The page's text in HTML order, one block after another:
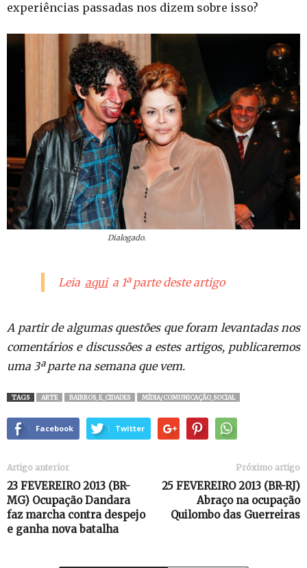
experiências passadas nos dizem sobre isso?
Dialogado.
Leia aqui a 1ª parte deste artigo
A partir de algumas questões que foram levantadas nos
comentários e discussões a estes artigos, publicaremos
uma 3ª parte na semana que vem.
TAGS ARTE BAIRROS_E_CIDADES MÍDIA/COMUNICAÇÃO_SOCIAL
Facebook Twitter
Artigo anterior
23 FEVEREIRO 2013 (BR-
MG) Ocupação Dandara
faz marcha contra despejo
e ganha nova batalha
Próximo artigo
25 FEVEREIRO 2013 (BR-RJ)
Abraço na ocupação
Quilombo das Guerreiras